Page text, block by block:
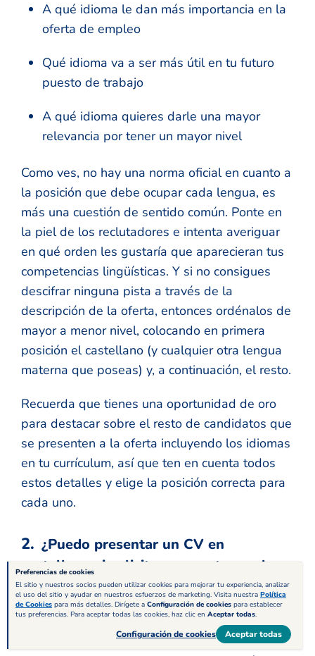
A qué idioma le dan más importancia en la
oferta de empleo
Qué idioma va a ser más útil en tu futuro
puesto de trabajo
A qué idioma quieres darle una mayor
relevancia por tener un mayor nivel
Como ves, no hay una norma oficial en cuanto a
la posición que debe ocupar cada lengua, es
más una cuestión de sentido común. Ponte en
la piel de los reclutadores e intenta averiguar
en qué orden les gustaría que aparecieran tus
competencias lingüísticas. Y si no consigues
descifrar ninguna pista a través de la
descripción de la oferta, entonces ordénalos de
mayor a menor nivel, colocando en primera
posición el castellano (y cualquier otra lengua
materna que poseas) y, a continuación, el resto.
Recuerda que tienes una oportunidad de oro
para destacar sobre el resto de candidatos que
se presenten a la oferta incluyendo los idiomas
en tu currículum, así que ten en cuenta todos
estos detalles y elige la posición correcta para
cada uno.
¿Puedo presentar un CV en
castellano si solicito un puesto en el
extranjero?
Lo ideal es que tu currículum esté adaptado a
cada oferta que solicites a todos los niveles,
Preferencias de cookies
El sitio y nuestros socios pueden utilizar cookies para mejorar tu experiencia, analizar
el uso del sitio y ayudar en nuestros esfuerzos de marketing. Visita nuestra Política
de Cookies para más detalles. Dirígete a Configuración de cookies para establecer
tus preferencias. Para aceptar todas las cookies, haz clic en Aceptar todas.
Configuración de cookies Aceptar todas